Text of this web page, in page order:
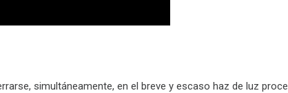
simultáneamente, en el breve y escaso haz de luz